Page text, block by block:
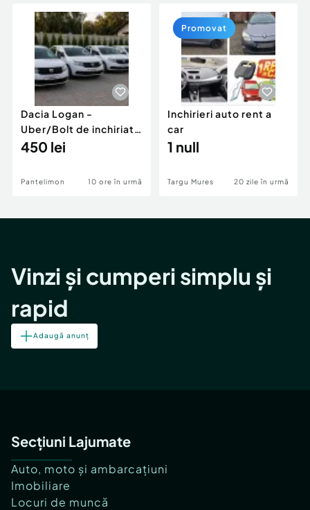
Servicii
Animale de companie
Afaceri și echipamente profesionale
Inchiriere Bunuri si Vehicule
Utilaje agricole si industriale
Piese auto si accesorii
Dacia Duster
Dacia Logan -
Uber/Bolt de inchiriat,
pretul afisat pe
450 lei
Pantelimon 10 ore în urmă
Inchirieri auto rent a
car
1 null
Targu Mures 20 zile în urmă
Promovat
Vinzi și cumperi simplu și
rapid
Adaugă anunț
Secțiuni Lajumate
Auto, moto și ambarcațiuni
Imobiliare
Locuri de muncă